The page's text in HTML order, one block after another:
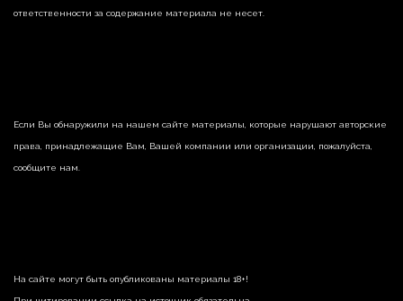
ответственности за содержание материала не несет.
Если Вы обнаружили на нашем сайте материалы, которые нарушают авторские
права, принадлежащие Вам, Вашей компании или организации, пожалуйста,
сообщите нам.
На сайте могут быть опубликованы материалы 18+!